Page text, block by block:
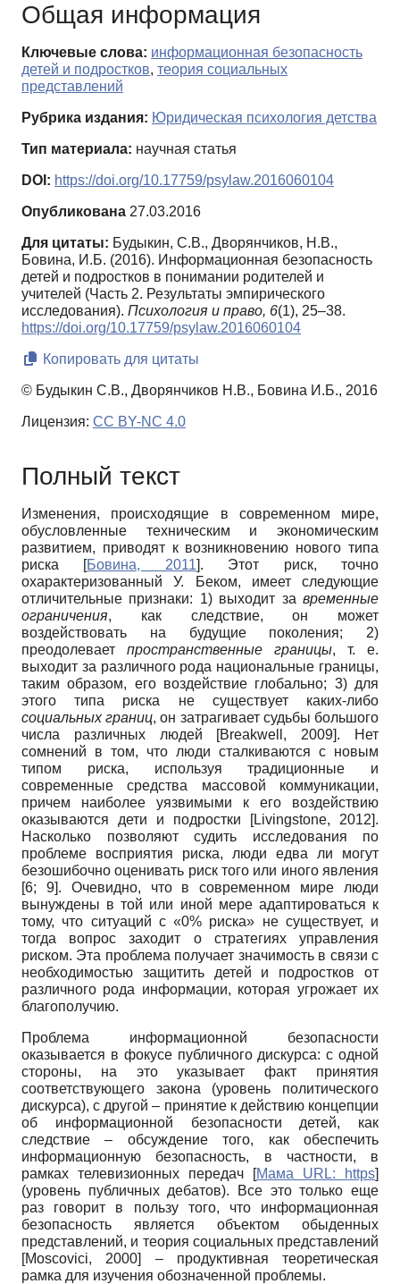
Общая информация
Ключевые слова: информационная безопасность
детей и подростков, теория социальных
представлений
Рубрика издания: Юридическая психология детства
Тип материала: научная статья
DOI: https://doi.org/10.17759/psylaw.2016060104
Опубликована 27.03.2016
Для цитаты: Будыкин, С.В., Дворянчиков, Н.В.,
Бовина, И.Б. (2016). Информационная безопасность
детей и подростков в понимании родителей и
учителей (Часть 2. Результаты эмпирического
исследования). Психология и право, 6(1), 25–38.
https://doi.org/10.17759/psylaw.2016060104
Копировать для цитаты
© Будыкин С.В., Дворянчиков Н.В., Бовина И.Б., 2016
Лицензия: CC BY-NC 4.0
Полный текст
Изменения, происходящие в современном мире,
обусловленные техническим и экономическим
развитием, приводят к возникновению нового типа
риска [Бовина, 2011]. Этот риск, точно
охарактеризованный У. Беком, имеет следующие
отличительные признаки: 1) выходит за временные
ограничения, как следствие, он может
воздействовать на будущие поколения; 2)
преодолевает пространственные границы, т. е.
выходит за различного рода национальные границы,
таким образом, его воздействие глобально; 3) для
этого типа риска не существует каких-либо
социальных границ, он затрагивает судьбы большого
числа различных людей [Breakwell, 2009]. Нет
сомнений в том, что люди сталкиваются с новым
типом риска, используя традиционные и
современные средства массовой коммуникации,
причем наиболее уязвимыми к его воздействию
оказываются дети и подростки
[Livingstone, 2012].
Насколько позволяют судить исследования по
проблеме восприятия риска, люди едва ли могут
безошибочно оценивать риск того или иного явления
[6; 9]. Очевидно, что в современном мире люди
вынуждены в той или иной мере адаптироваться к
тому, что ситуаций с «0% риска» не существует, и
тогда вопрос заходит о стратегиях управления
риском. Эта проблема получает значимость в связи с
необходимостью защитить детей и подростков от
различного рода информации, которая угрожает их
благополучию.
Проблема информационной безопасности
оказывается в фокусе публичного дискурса: с одной
стороны, на это указывает факт принятия
соответствующего закона (уровень политического
дискурса), с другой – принятие к действию концепции
об информационной безопасности детей, как
следствие – обсуждение того, как обеспечить
информационную безопасность, в частности, в
рамках телевизионных передач
[Мама URL: https]
(уровень публичных дебатов). Все это только еще
раз говорит в пользу того, что информационная
безопасность является объектом обыденных
представлений, и теория социальных представлений
[Moscovici, 2000]
– продуктивная теоретическая
рамка для изучения обозначенной проблемы.